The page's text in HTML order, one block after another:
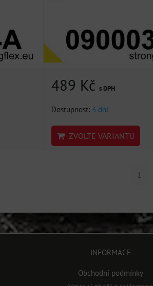
489 Kčs DPH
Dostupnost: 3 dni
ZVOLTE VARIANTU
1
INFORMACE
Obchodní podmínky